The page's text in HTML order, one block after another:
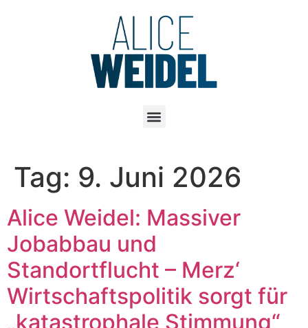
Tag: 9. Juni 2026
Alice Weidel: Massiver
Jobabbau und
Standortflucht – Merz‘
Wirtschaftspolitik sorgt für
„katastrophale Stimmung“